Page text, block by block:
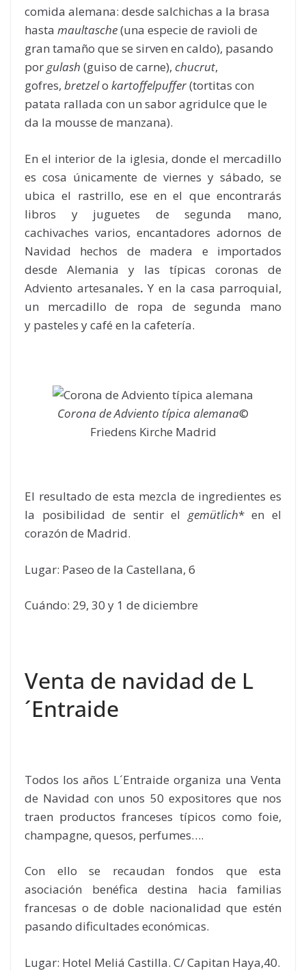
comida alemana: desde salchichas a la brasa
hasta maultasche(una especie de ravioli de
gran tamaño que se sirven en caldo), pasando
porgulash (guiso de carne), chucrut,
gofres, bretzelo kartoffelpuffer(tortitas con
patata rallada con un sabor agridulce que le
da la mousse de manzana).
En el interior de la iglesia, donde el mercadillo
es cosa únicamente de viernes y sábado, se
ubica el rastrillo, ese en el que encontrarás
libros y juguetes de segunda mano,
cachivaches varios, encantadores adornos de
Navidad hechos de madera e importados
desde Alemania y las típicas coronas de
Adviento artesanales. Y en la casa parroquial,
un mercadillo de ropa de segunda mano
y pasteles y café en la cafetería.
Corona de Adviento típica alemana©
Friedens Kirche Madrid
El resultado de esta mezcla de ingredientes es
la posibilidad de sentir el gemütlich* en el
corazón de Madrid.
Lugar: Paseo de la Castellana, 6
Cuándo: 29, 30 y 1 de diciembre
Venta de navidad de L
´Entraide
Todos los años L´Entraide organiza una Venta
de Navidad con unos 50 expositores que nos
traen productos franceses típicos como foie,
champagne, quesos, perfumes….
Con ello se recaudan fondos que esta
asociación benéfica destina hacia familias
francesas o de doble nacionalidad que estén
pasando dificultades económicas.
Lugar: Hotel Meliá Castilla. C/ Capitan Haya,40.